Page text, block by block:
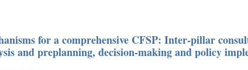
for a comprehensive CFSP: Inter-pillar
and preplanning, decision-making and policy